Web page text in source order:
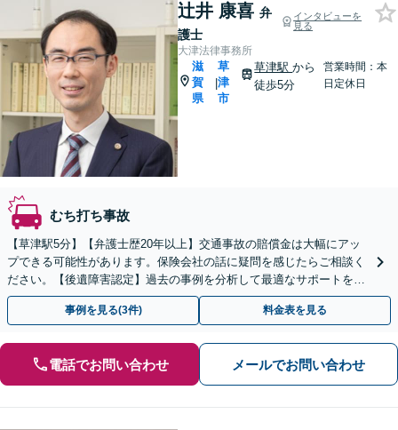
辻井 康喜 弁
護士
インタビューを
見る
大津法律事務所
滋
賀
県
|
草
津
市
草津駅から
徒歩5分
営業時間：本
日定休日
むち打ち事故
【草津駅5分】【弁護士歴20年以上】交通事故の賠償金は大幅にアッ
プできる可能性があります。保険会社の話に疑問を感じたらご相談く
ださい。【後遺障害認定】過去の事例を分析して最適なサポートを提
供します。【初回相談60分無料】【駐車場あり】
事例を見る(3件) 料金表を見る
電話でお問い合わせ メールでお問い合わせ